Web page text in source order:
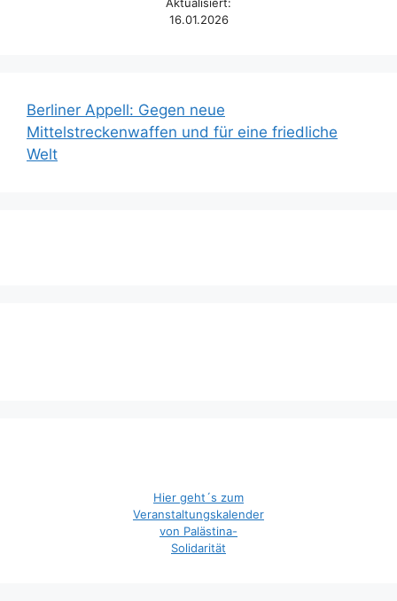
16.01.2026
Berliner Appell: Gegen neue
Mittelstreckenwaffen und für eine friedliche
Welt
Hier geht´s zum
Veranstaltungskalender
von Palästina-
Solidarität